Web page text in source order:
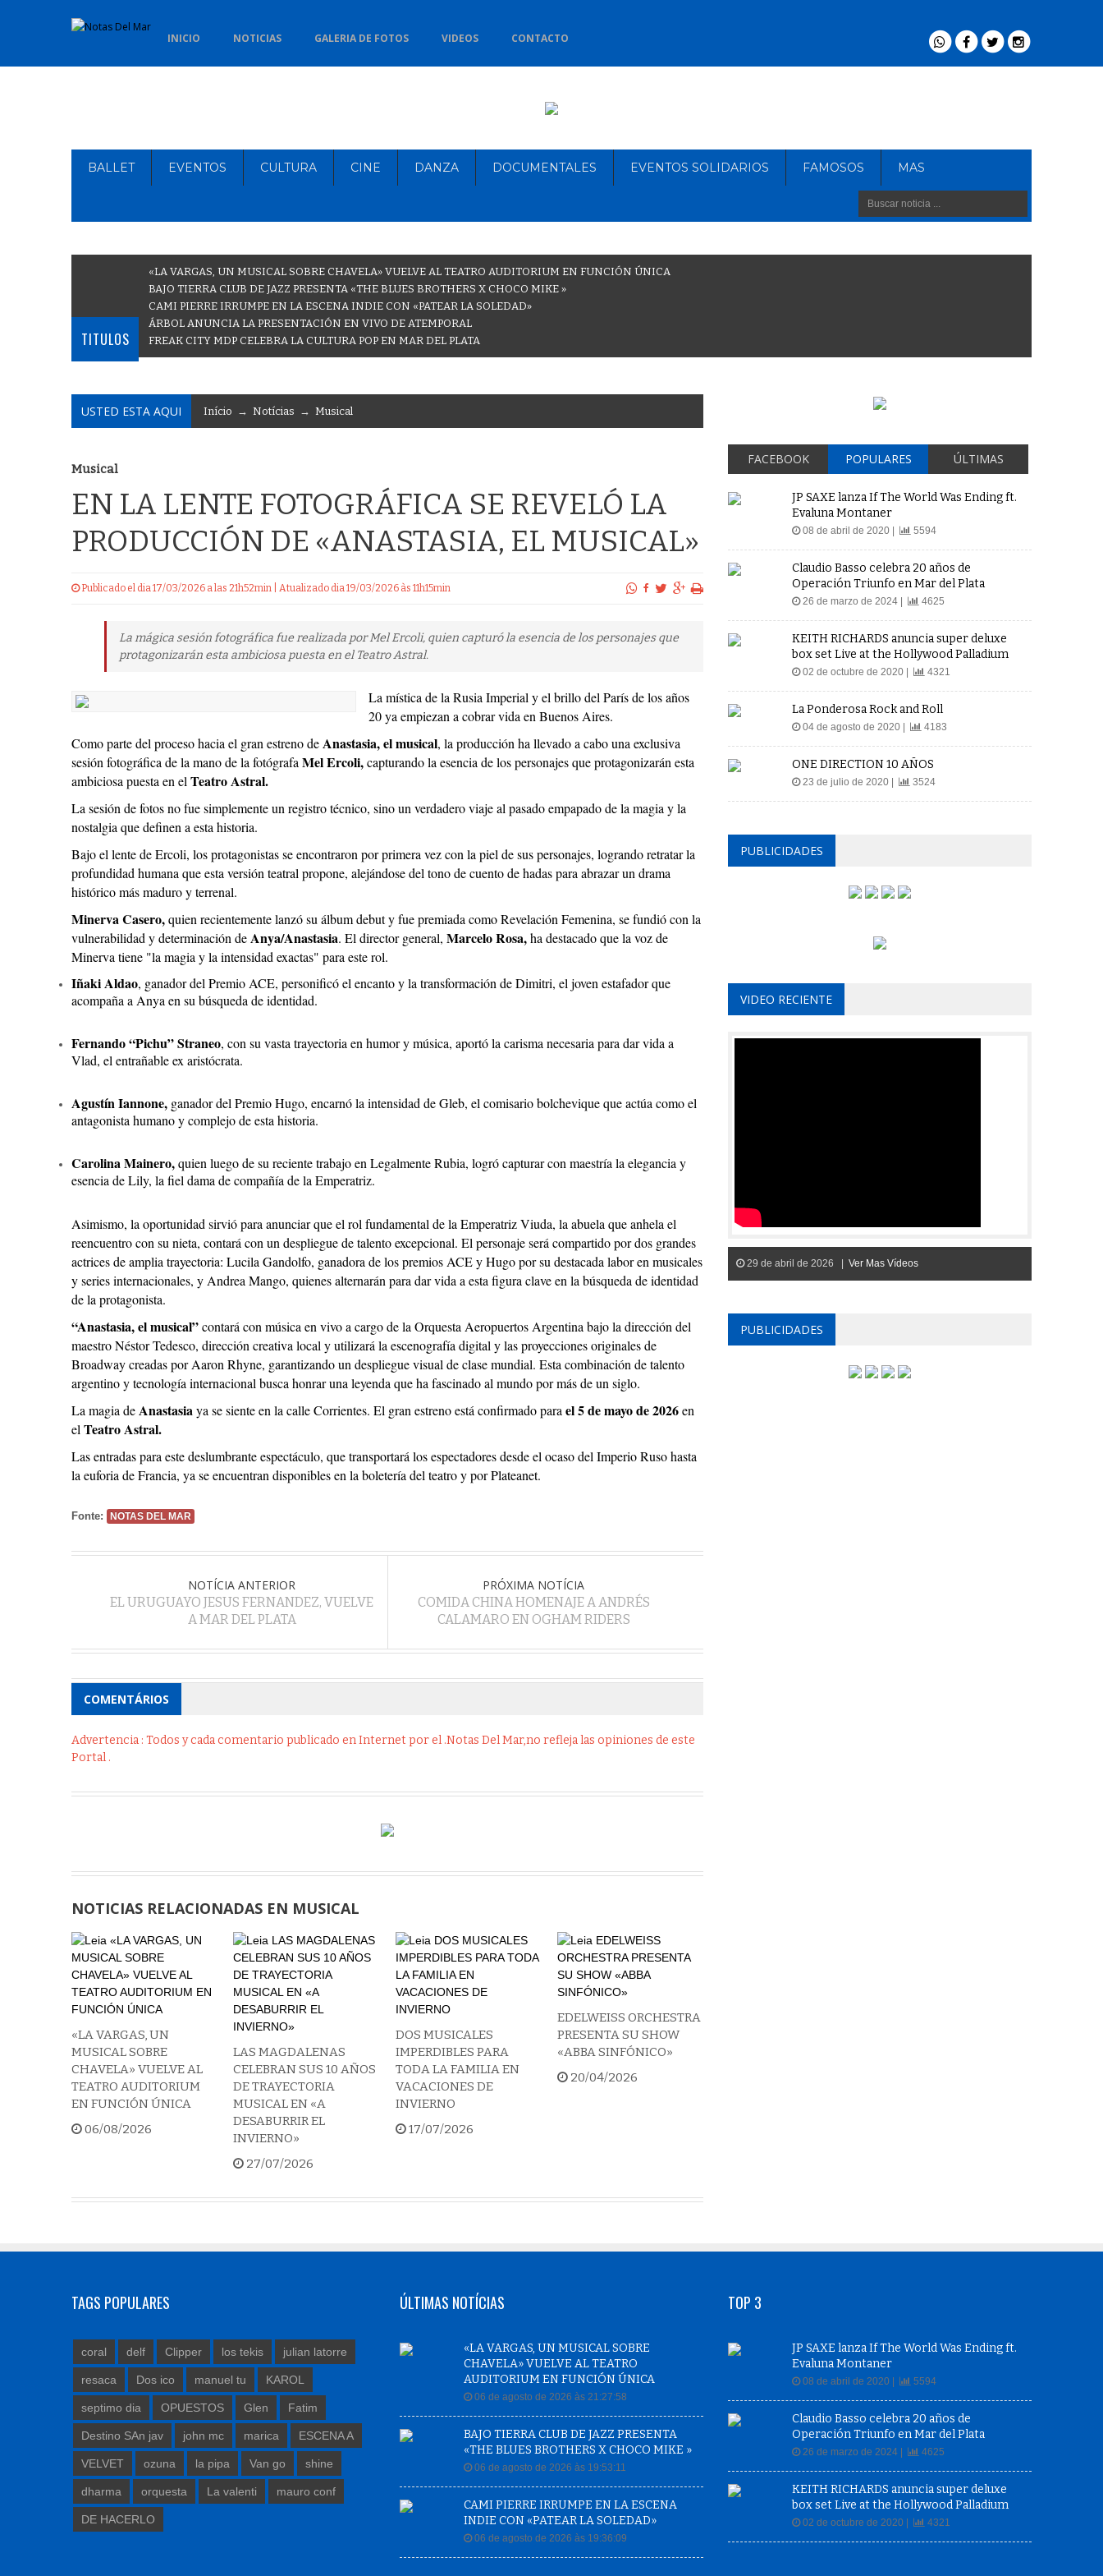
INICIO NOTICIAS GALERIA DE FOTOS VIDEOS CONTACTO
BALLET EVENTOS CULTURA CINE DANZA DOCUMENTALES EVENTOS SOLIDARIOS FAMOSOS MAS
TITULOS
«LA VARGAS, UN MUSICAL SOBRE CHAVELA» VUELVE AL TEATRO AUDITORIUM EN FUNCIÓN ÚNICA
BAJO TIERRA CLUB DE JAZZ PRESENTA «THE BLUES BROTHERS X CHOCO MIKE »
CAMI PIERRE IRRUMPE EN LA ESCENA INDIE CON «PATEAR LA SOLEDAD»
ÁRBOL ANUNCIA LA PRESENTACIÓN EN VIVO DE ATEMPORAL
FREAK CITY MDP CELEBRA LA CULTURA POP EN MAR DEL PLATA
USTED ESTA AQUI Início → Notícias → Musical
Musical
EN LA LENTE FOTOGRÁFICA SE REVELÓ LA
PRODUCCIÓN DE «ANASTASIA, EL MUSICAL»
Publicado el dia 17/03/2026 a las 21h52min | Atualizado dia 19/03/2026 às 11h15min
La mágica sesión fotográfica fue realizada por Mel Ercoli, quien capturó la esencia de los personajes que
protagonizarán esta ambiciosa puesta en el Teatro Astral.
La mística de la Rusia Imperial y el brillo del París de los años
20 ya empiezan a cobrar vida en Buenos Aires.
Como parte del proceso hacia el gran estreno deAnastasia, el musical, la producción ha llevado a cabo una exclusiva
sesión fotográfica de la mano de la fotógrafa Mel Ercoli,capturando la esencia de los personajes que protagonizarán esta
ambiciosa puesta en el Teatro Astral.
La sesión de fotos no fue simplemente un registro técnico, sino un verdadero viaje al pasado empapado de la magia y la
nostalgia que definen a esta historia.
Bajo el lente de Ercoli, los protagonistas se encontraron por primera vez con la piel de sus personajes, logrando retratar la
profundidad humana que esta versión teatral propone, alejándose del tono de cuento de hadas para abrazar un drama
histórico más maduro y terrenal.
Minerva Casero,quien recientemente lanzó su álbum debut y fue premiada como Revelación Femenina, se fundió con la
vulnerabilidad y determinación deAnya/Anastasia. El director general, Marcelo Rosa,ha destacado que la voz de
Minerva tiene "la magia y la intensidad exactas" para este rol.
Iñaki Aldao, ganador del Premio ACE, personificó el encanto y la transformación de Dimitri, el joven estafador que
acompaña a Anya en su búsqueda de identidad.
Fernando “Pichu” Straneo, con su vasta trayectoria en humor y música, aportó la carisma necesaria para dar vida a
Vlad, el entrañable ex aristócrata.
Agustín Iannone, ganador del Premio Hugo, encarnó la intensidad de Gleb, el comisario bolchevique que actúa como el
antagonista humano y complejo de esta historia.
Carolina Mainero,quien luego de su reciente trabajo en Legalmente Rubia, logró capturar con maestría la elegancia y
esencia de Lily, la fiel dama de compañía de la Emperatriz.
Asimismo, la oportunidad sirvió para anunciar que el rol fundamental de la Emperatriz Viuda, la abuela que anhela el
reencuentro con su nieta, contará con un despliegue de talento excepcional. El personaje será compartido por dos grandes
actrices de amplia trayectoria: Lucila Gandolfo, ganadora de los premios ACE y Hugo por su destacada labor en musicales
y series internacionales, y Andrea Mango, quienes alternarán para dar vida a esta figura clave en la búsqueda de identidad
de la protagonista.
“Anastasia, el musical”contará con música en vivo a cargo de la Orquesta Aeropuertos Argentina bajo la dirección del
maestro Néstor Tedesco, dirección creativa local y utilizará la escenografía digital y las proyecciones originales de
Broadway creadas por Aaron Rhyne, garantizando un despliegue visual de clase mundial. Esta combinación de talento
argentino y tecnología internacional busca honrar una leyenda que ha fascinado al mundo por más de un siglo.
La magia deAnastasiaya se siente en la calle Corrientes. El gran estreno está confirmado para el 5 de mayo de 2026en
el Teatro Astral.
Las entradas para este deslumbrante espectáculo, que transportará los espectadores desde el ocaso del Imperio Ruso hasta
la euforia de Francia, ya se encuentran disponibles en la boletería del teatro y por Plateanet.
Fonte: NOTAS DEL MAR
NOTÍCIA ANTERIOR
EL URUGUAYO JESUS FERNANDEZ, VUELVE
A MAR DEL PLATA
PRÓXIMA NOTÍCIA
COMIDA CHINA HOMENAJE A ANDRÉS
CALAMARO EN OGHAM RIDERS
COMENTÁRIOS
Advertencia : Todos y cada comentario publicado en Internet por el .Notas Del Mar,no refleja las opiniones de este
Portal .
NOTICIAS RELACIONADAS EN MUSICAL
«LA VARGAS, UN
MUSICAL SOBRE
CHAVELA» VUELVE AL
TEATRO AUDITORIUM
EN FUNCIÓN ÚNICA
06/08/2026
LAS MAGDALENAS
CELEBRAN SUS 10 AÑOS
DE TRAYECTORIA
MUSICAL EN «A
DESABURRIR EL
INVIERNO»
27/07/2026
DOS MUSICALES
IMPERDIBLES PARA
TODA LA FAMILIA EN
VACACIONES DE
INVIERNO
17/07/2026
EDELWEISS ORCHESTRA
PRESENTA SU SHOW
«ABBA SINFÓNICO»
20/04/2026
FACEBOOK POPULARES ÚLTIMAS
JP SAXE lanza If The World Was Ending ft.
Evaluna Montaner
08 de abril de 2020 | 5594
Claudio Basso celebra 20 años de
Operación Triunfo en Mar del Plata
26 de marzo de 2024 | 4625
KEITH RICHARDS anuncia super deluxe
box set Live at the Hollywood Palladium
02 de octubre de 2020 | 4321
La Ponderosa Rock and Roll
04 de agosto de 2020 | 4183
ONE DIRECTION 10 AÑOS
23 de julio de 2020 | 3524
PUBLICIDADES
VIDEO RECIENTE
29 de abril de 2026 | Ver Mas Vídeos
PUBLICIDADES
TAGS POPULARES
coral delf Clipper los tekis julian latorre
resaca Dos ico manuel tu KAROL
septimo dia OPUESTOS Glen Fatim
Destino SAn jav john mc marica ESCENA A
VELVET ozuna la pipa Van go shine
dharma orquesta La valenti mauro conf
DE HACERLO
ÚLTIMAS NOTÍCIAS
«LA VARGAS, UN MUSICAL SOBRE
CHAVELA» VUELVE AL TEATRO
AUDITORIUM EN FUNCIÓN ÚNICA
06 de agosto de 2026 às 21:27:58
BAJO TIERRA CLUB DE JAZZ PRESENTA
«THE BLUES BROTHERS X CHOCO MIKE »
06 de agosto de 2026 às 19:53:11
CAMI PIERRE IRRUMPE EN LA ESCENA
INDIE CON «PATEAR LA SOLEDAD»
06 de agosto de 2026 às 19:36:09
TOP 3
JP SAXE lanza If The World Was Ending ft.
Evaluna Montaner
08 de abril de 2020 | 5594
Claudio Basso celebra 20 años de
Operación Triunfo en Mar del Plata
26 de marzo de 2024 | 4625
KEITH RICHARDS anuncia super deluxe
box set Live at the Hollywood Palladium
02 de octubre de 2020 | 4321